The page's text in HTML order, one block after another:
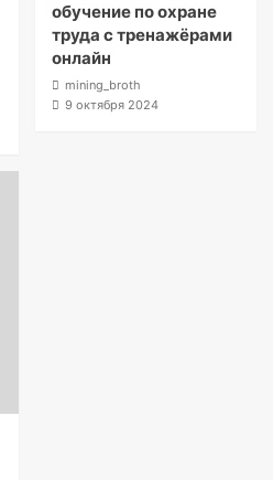
обучение по охране
труда с тренажёрами
онлайн
mining_broth
9 октября 2024